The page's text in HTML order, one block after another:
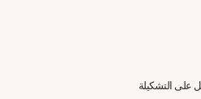
على التشكيلة